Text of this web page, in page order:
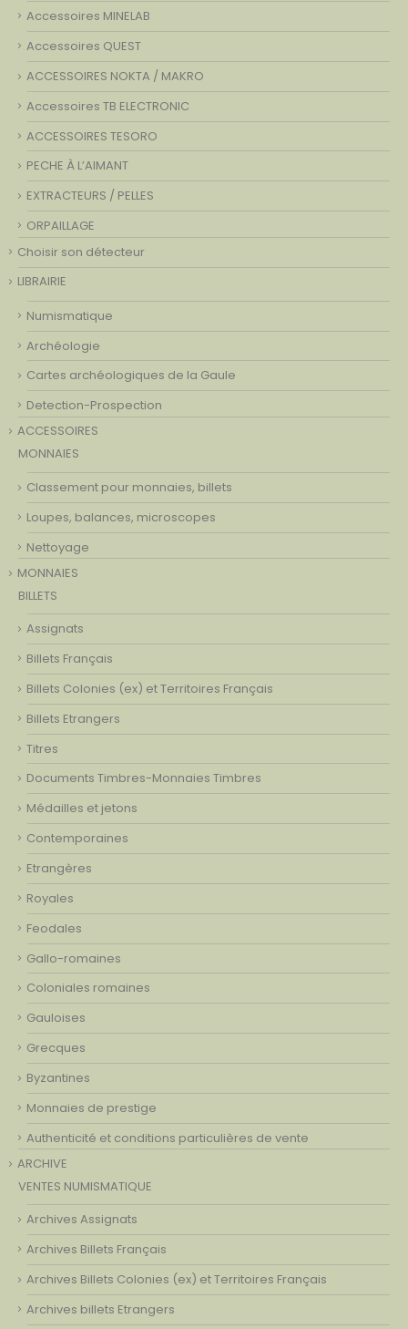
Accessoires MINELAB
Accessoires QUEST
ACCESSOIRES NOKTA / MAKRO
Accessoires TB ELECTRONIC
ACCESSOIRES TESORO
PECHE À L’AIMANT
EXTRACTEURS / PELLES
ORPAILLAGE
Choisir son détecteur
LIBRAIRIE
Numismatique
Archéologie
Cartes archéologiques de la Gaule
Detection-Prospection
ACCESSOIRES
MONNAIES
Classement pour monnaies, billets
Loupes, balances, microscopes
Nettoyage
MONNAIES
BILLETS
Assignats
Billets Français
Billets Colonies (ex) et Territoires Français
Billets Etrangers
Titres
Documents Timbres-Monnaies Timbres
Médailles et jetons
Contemporaines
Etrangères
Royales
Feodales
Gallo-romaines
Coloniales romaines
Gauloises
Grecques
Byzantines
Monnaies de prestige
Authenticité et conditions particulières de vente
ARCHIVE
VENTES NUMISMATIQUE
Archives Assignats
Archives Billets Français
Archives Billets Colonies (ex) et Territoires Français
Archives billets Etrangers